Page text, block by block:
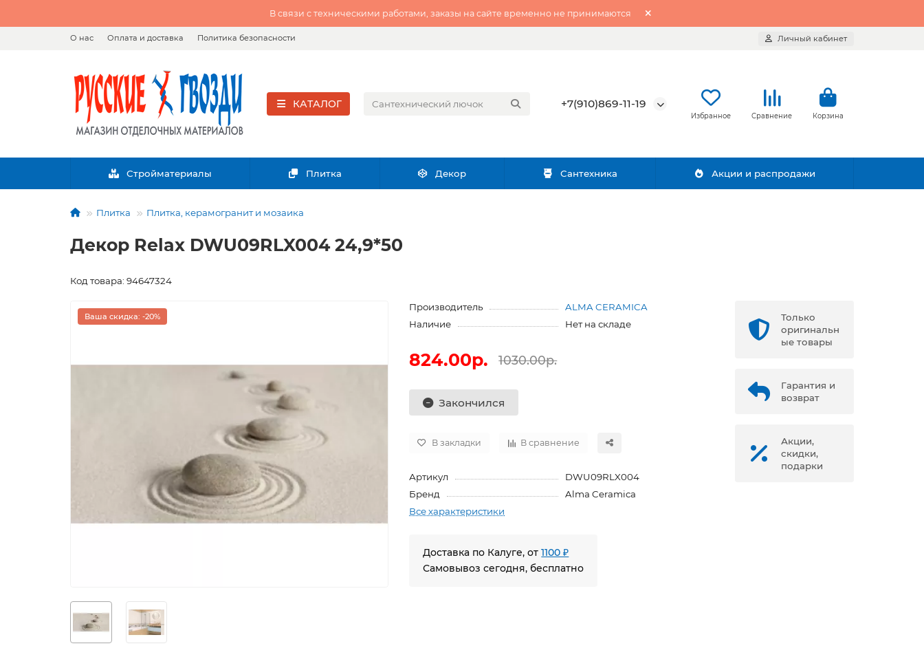
В связи с техническими работами, заказы на сайте временно не принимаются
О нас Оплата и доставка Политика безопасности Личный кабинет
КАТАЛОГ +7(910)869-11-19
Избранное Сравнение Корзина
Стройматериалы Плитка Декор Сантехника Акции и распродажи
Плитка Плитка, керамогранит и мозаика
Декор Relax DWU09RLX004 24,9*50
Код товара: 94647324
Ваша скидка: -20%
Производитель
ALMA CERAMICA
Наличие
Нет на складе
824.00р. 1030.00р.
Закончился
В закладки В сравнение
Артикул
DWU09RLX004
Бренд
Alma Ceramica
Все характеристики
Доставка по Калуге, от1100 ₽
Самовывоз сегодня, бесплатно
Только
оригинальн
ые товары
Гарантия и
возврат
Акции,
скидки,
подарки